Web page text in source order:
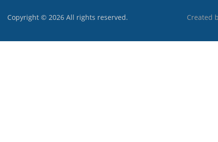
Copyright © 2026 All rights reserved. Created